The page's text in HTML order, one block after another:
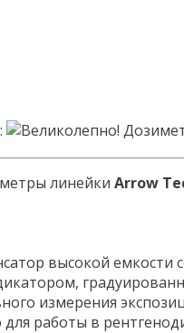
линейки Arrow
высокой
измерения
работы в